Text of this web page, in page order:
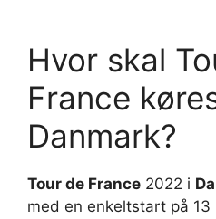
Hvor skal
France
Danmark?
Tour de France 2022 i
med en enkeltstart på 13